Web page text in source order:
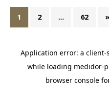
1 2 … 62 »